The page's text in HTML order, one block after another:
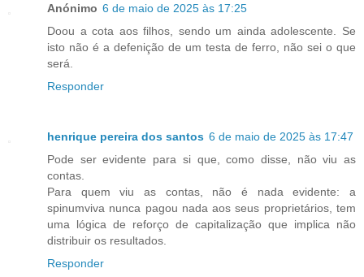
Anónimo 6 de maio de 2025 às 17:25
Doou a cota aos filhos, sendo um ainda adolescente. Se
isto não é a defenição de um testa de ferro, não sei o que
será.
Responder
henrique pereira dos santos 6 de maio de 2025 às 17:47
Pode ser evidente para si que, como disse, não viu as
contas.
Para quem viu as contas, não é nada evidente: a
spinumviva nunca pagou nada aos seus proprietários, tem
uma lógica de reforço de capitalização que implica não
distribuir os resultados.
Responder